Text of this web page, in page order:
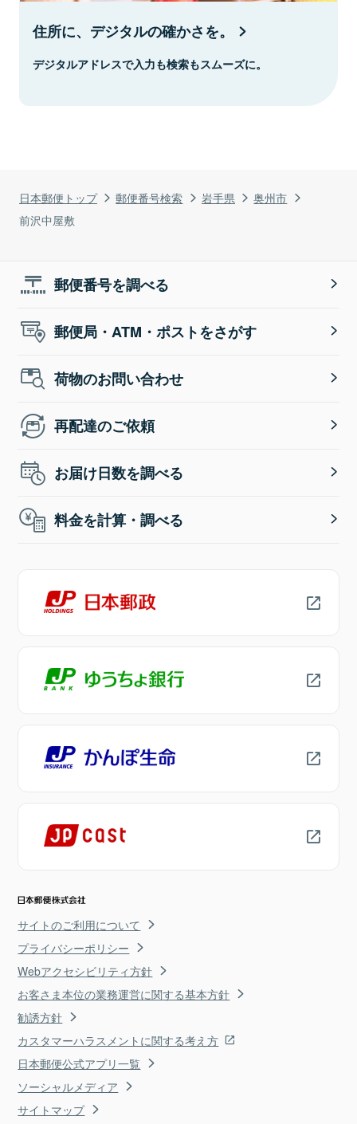
日本郵便トップ 郵便番号検索 岩手県
奥州市
前沢中屋敷
住所に、デジタルの確かさを。
デジタルアドレスで入力も検索もスムーズに。
郵便番号を調べる
郵便局・ATM・ポストをさがす
荷物のお問い合わせ
再配達のご依頼
お届け日数を調べる
料金を計算・調べる
サイトのご利用について
プライバシーポリシー
Webアクセシビリティ方針
お客さま本位の業務運営に関する基本方針
勧誘方針
カスタマーハラスメントに関する考え方
日本郵便公式アプリ一覧
ソーシャルメディア
サイトマップ